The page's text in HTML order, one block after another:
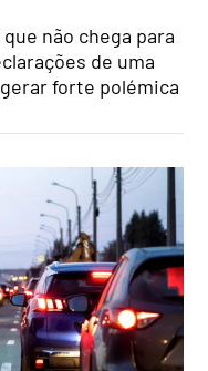
não chega para
de uma
forte polémica